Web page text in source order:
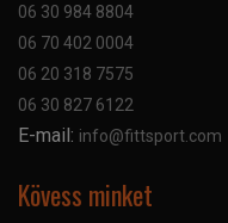
Adatvédelmi nyilatkozat
06 30 984 8804
06 70 402 0004
06 20 318 7575
06 30 827 6122
E-mail: info@fittsport.com
Kövess minket